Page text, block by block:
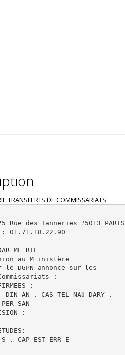
TRANSFERTS DE COMMISSARIATS
25 Rue des Tanneries 75013
: 01.71.18.22.90
ME RIE
au M inistère
DGPN annonce sur les
:
:
DIN AN . CAS TEL NAU DARY .
SAN
:
S . CAP EST ERR E